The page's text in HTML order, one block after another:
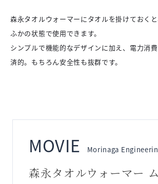
森永タオルウォーマーにタオルを掛けておく
ふかの状態で使用できます。
シンプルで機能的なデザインに加え、電力消
済的。もちろん安全性も抜群です。
MOVIE Morinaga
森永タオルウォーマー